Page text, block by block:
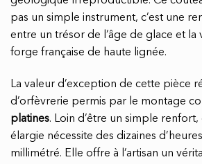
pas un simple instrument, c’est une
entre un trésor de l’âge de glace et la
forge française de haute lignée.
La valeur d’exception de cette pièce
d’orfèvrerie permis par le montage
platines. Loin d’être un simple
élargie nécessite des dizaines
millimétré. Elle offre à l’artisan un